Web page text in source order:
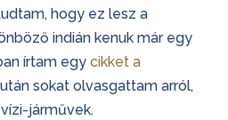
hogy ez lesz a
indián kenuk már egy
írtam egy cikket a
sokat olvasgattam arról,
járművek.